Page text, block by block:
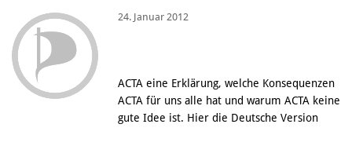
Facebook 24. Januar 2012
ACTA eine Erklärung, welche Konsequenzen
ACTA für uns alle hat und warum ACTA keine
gute Idee ist. Hier die Deutsche Version